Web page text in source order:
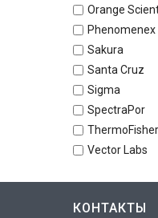
Orange
Phenomenex
Sakura
Santa Cruz
Sigma
SpectraPor
Vector Labs
КОНТАКТЫ